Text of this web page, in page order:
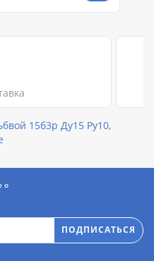
15б3р Ду15 Ру10,
о
ПОДПИСАТЬСЯ